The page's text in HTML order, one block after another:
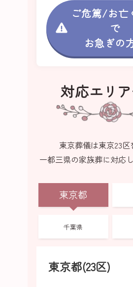
ご危篤/お亡
で
お急ぎの
対応エリ
東京葬儀は東京23区
一都三県の家族葬に対応
東京都
千葉県
東京都(23区)